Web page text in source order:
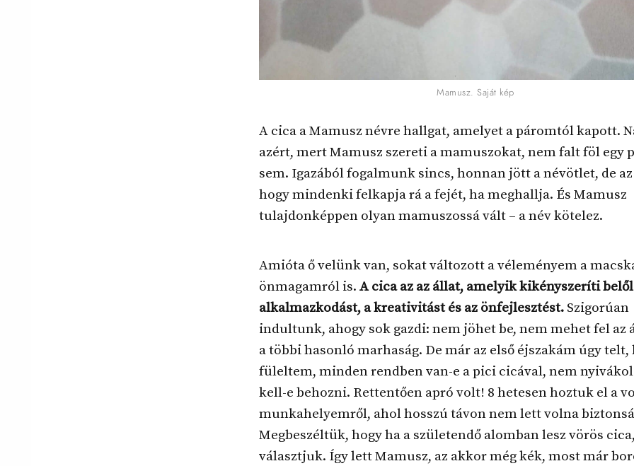
Mamusz. Saját kép
A cica a Mamusz névre hallgat, amelyet a páromtól kapott.
azért, mert Mamusz szereti a mamuszokat, nem falt föl egy
sem. Igazából fogalmunk sincs, honnan jött a névötlet, de
hogy mindenki felkapja rá a fejét, ha meghallja. És Mamusz
tulajdonképpen olyan mamuszossá vált – a név kötelez.
Amióta ő velünk van, sokat változott a véleményem a
önmagamról is. A cica az az állat, amelyik kikényszeríti
alkalmazkodást, a kreativitást és az önfejlesztést. Szigorúan
indultunk, ahogy sok gazdi: nem jöhet be, nem mehet fel az
a többi hasonló marhaság. De már az első éjszakám úgy telt,
füleltem, minden rendben van-e a pici cicával, nem
kell-e behozni. Rettentően apró volt! 8 hetesen hoztuk el a
munkahelyemről, ahol hosszú távon nem lett volna
Megbeszéltük, hogy ha a születendő alomban lesz vörös
választjuk. Így lett Mamusz, az akkor még kék, most már